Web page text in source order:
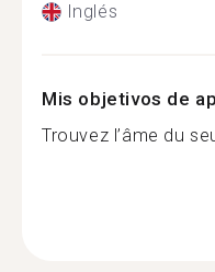
Inglés
Mis objetivos de
Trouvez l’âme du